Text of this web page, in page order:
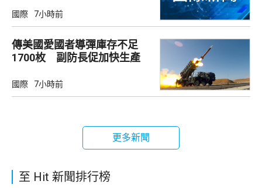
國際 7小時前
傳美國愛國者導彈庫存不足
1700枚 副防長促加快生產
國際 7小時前
更多新聞
至 Hit 新聞排行榜